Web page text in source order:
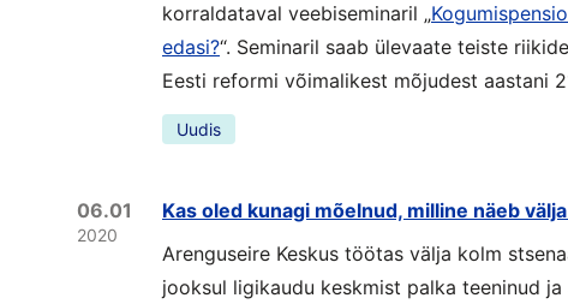
korraldataval veebiseminaril „
edasi?“. Seminaril saab ülevaate teiste
Eesti reformi võimalikest mõjudest aastani
Uudis
06.01
2020
Kas oled kunagi mõelnud, milline näeb
Arenguseire Keskus töötas välja kolm
jooksul ligikaudu keskmist palka teeninud ja